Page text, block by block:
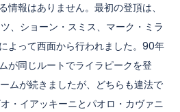
情報はありません。最初の登頂は、
、ショーン・スミス、マーク・ミラ
よって西面から行われました。90年
が同じルートでライラピークを登
ムが続きましたが、どちらも違法で
・イアッキーニとパオロ・カヴァニ